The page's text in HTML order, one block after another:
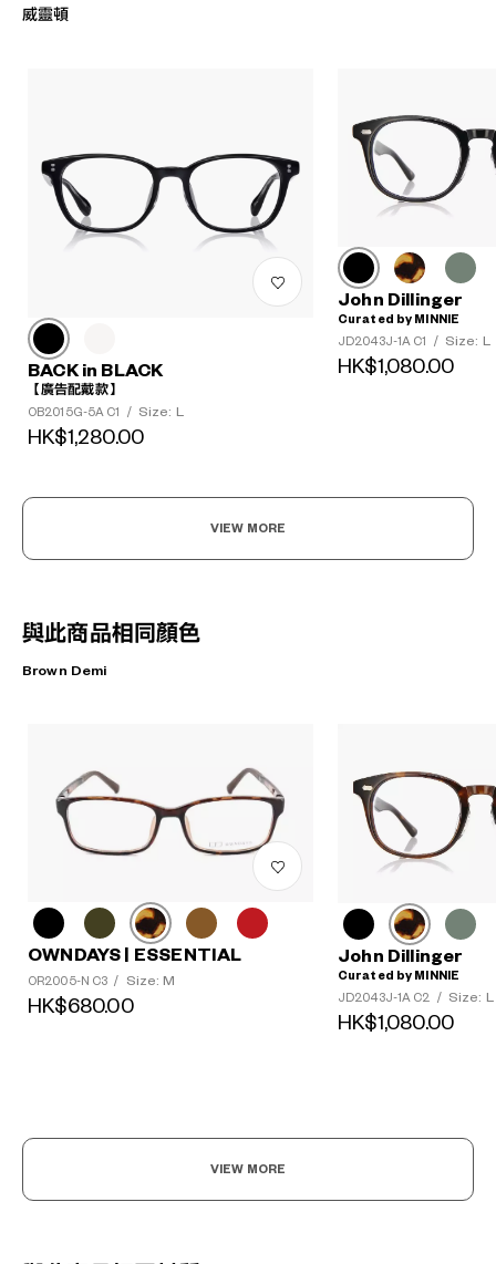
威靈頓
BACK in BLACK
【廣告配戴款】
OB2015G-5A C1
/ Size: L
HK$1,280.00
John Dillinger
Curated by MINNIE
JD2043J-1A C1
/ Size: L
HK$1,080.00
VIEW MORE
與此商品相同顏色
Brown Demi
OWNDAYS | ESSENTIAL
OR2005-N C3 / Size: M
HK$680.00
John Dillinger
Curated by MINNIE
JD2043J-1A C2
/ Size: L
HK$1,080.00
VIEW MORE